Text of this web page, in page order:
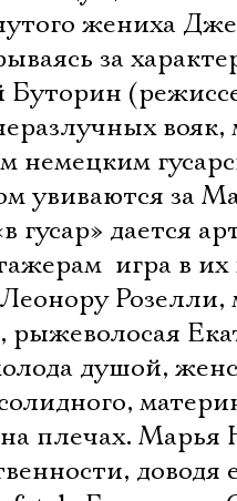
жениха
за
немецким
увиваются за
гусар» дается
 игра в
рыжеволосая
душой,
плечах. Марья
доводя